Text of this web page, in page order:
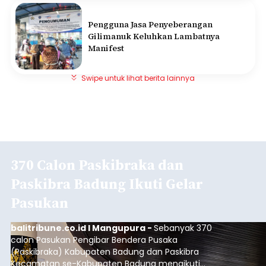
Pengguna Jasa Penyeberangan
Gilimanuk Keluhkan Lambatnya
Manifest
Swipe untuk lihat berita lainnya
370 Calon Paskibraka dan
Paskibra Badung Ikuti Gelar
Pasukan
balitribune.co.id I Mangupura - Sebanyak 370
calon Pasukan Pengibar Bendera Pusaka
(Paskibraka) Kabupaten Badung dan Paskibra
Kecamatan se-Kabupaten Badung mengikuti